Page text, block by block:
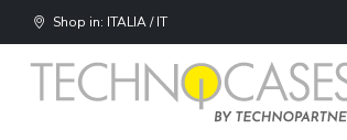
Shop in: ITALIA / IT